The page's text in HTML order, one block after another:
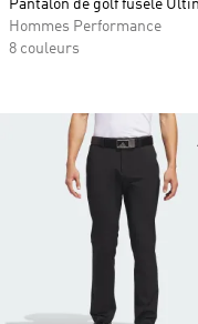
Pantalon de golf fuselé
Hommes Performance
8 couleurs